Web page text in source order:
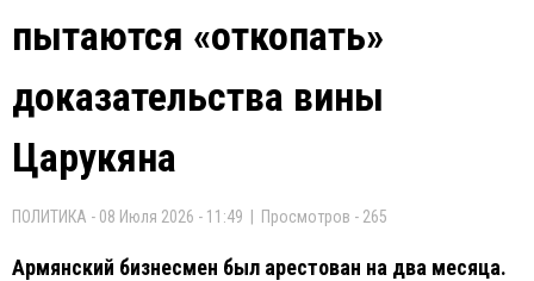
пытаются «откопать»
доказательства вины
Царукяна
ПОЛИТИКА - 08 Июля 2026 - 11:49 | Просмотров - 265
Армянский бизнесмен был арестован на два месяца.